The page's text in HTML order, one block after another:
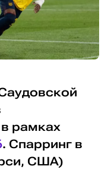
рамках
. Спарринг в
США)